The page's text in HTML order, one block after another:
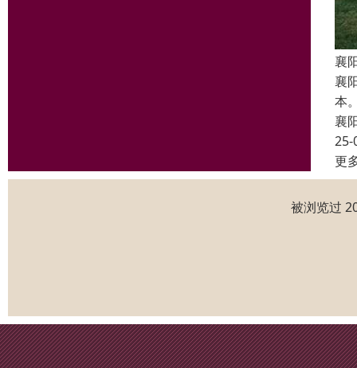
襄
襄
本
襄
25-
更
被浏览过